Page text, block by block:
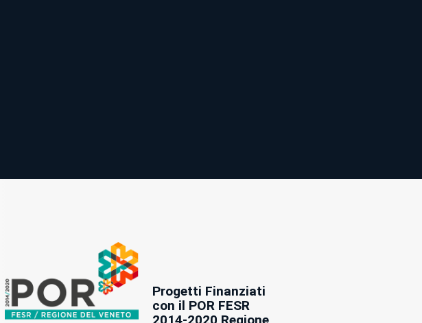
Progetti Finanziati
con il POR FESR
2014-2020 Regione